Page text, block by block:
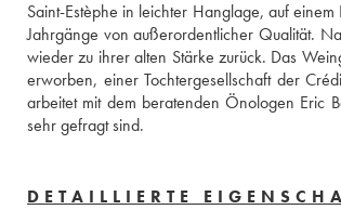
Saint-Estèphe in leichter Hanglage, auf
Jahrgänge von außerordentlicher Qualität.
wieder zu ihrer alten Stärke zurück. Das
erworben, einer Tochtergesellschaft der
arbeitet mit dem beratenden Önologen Eric
sehr gefragt sind.
DETAILLIERTE